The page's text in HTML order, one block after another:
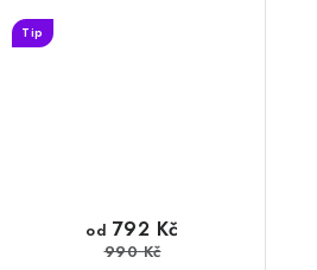
Tip
od 792 Kč
990 Kč